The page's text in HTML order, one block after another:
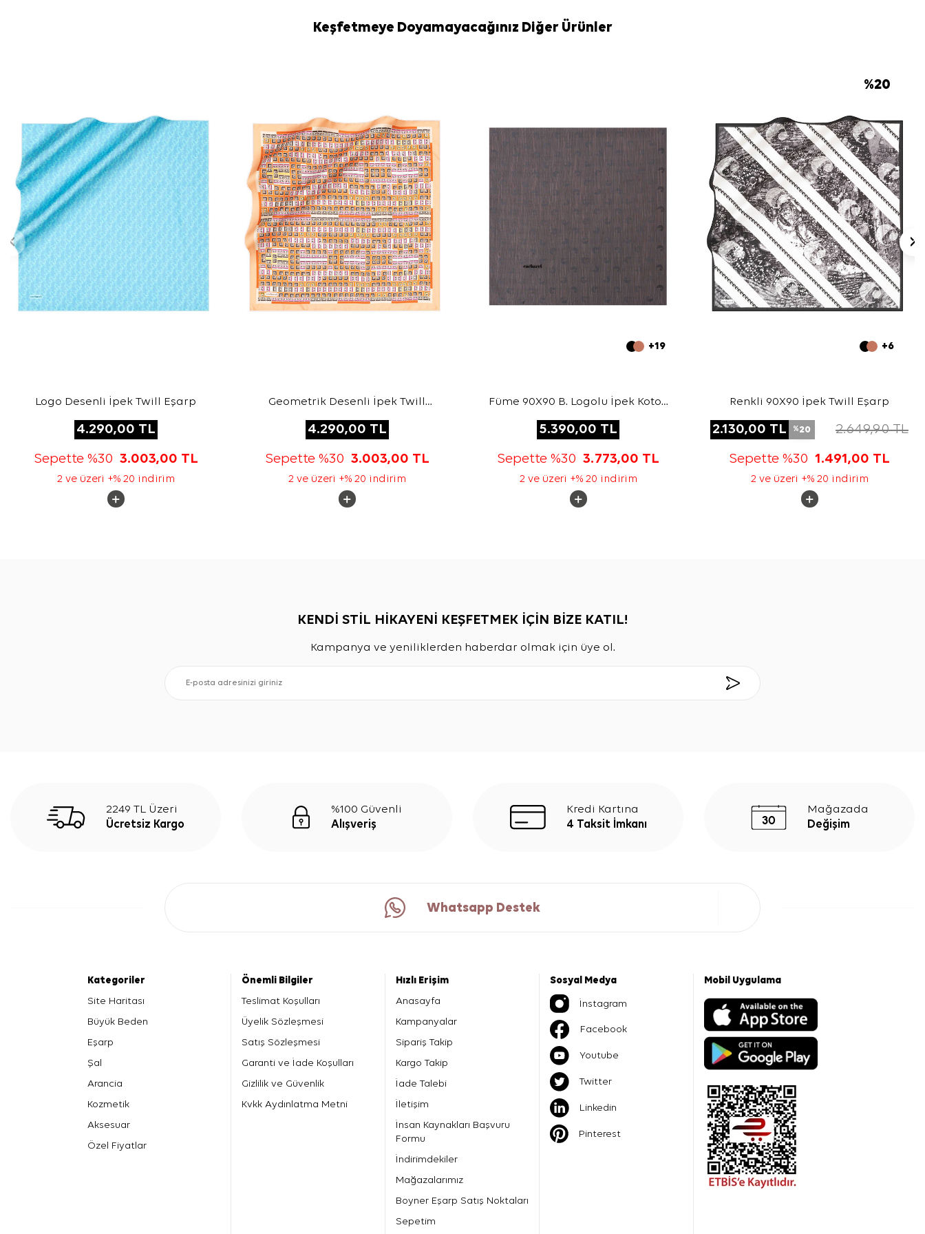
İpek ve hassas eşarplarda elde bakım veya leke temizliği
Keşfetmeye Doyamayacağınız Diğer Ürünler
Logo Desenli İpek Twill Eşarp
4.290,00 TL
Sepette %30 3.003,00 TL
2 ve üzeri +% 20 indirim
Geometrik Desenli İpek Twill
4.290,00 TL
Sepette %30 3.003,00 TL
2 ve üzeri +% 20 indirim
+19
Füme 90X90 B. Logolu İpek Koton
5.390,00 TL
Sepette %30 3.773,00 TL
2 ve üzeri +% 20 indirim
%20
+6
Renkli 90X90 İpek Twill Eşarp
2.130,00 TL %20 2.649,90TL
Sepette %30 1.491,00 TL
2 ve üzeri +% 20 indirim
KENDİ STİL HİKAYENİ KEŞFETMEK İÇİN BİZE KATIL!
Kampanya ve yeniliklerden haberdar olmak için üye ol.
2249 TL Üzeri
Ücretsiz Kargo
%100 Güvenli
Alışveriş
Kredi Kartına
4 Taksit İmkanı
Mağazada
Değişim
Whatsapp Destek
Kategoriler
Site Haritası
Büyük Beden
Eşarp
Şal
Arancia
Kozmetik
Aksesuar
Özel Fiyatlar
Önemli Bilgiler
Teslimat Koşulları
Üyelik Sözleşmesi
Satış Sözleşmesi
Garanti ve İade Koşulları
Gizlilik ve Güvenlik
Kvkk Aydınlatma Metni
Hızlı Erişim
Anasayfa
Kampanyalar
Sipariş Takip
Kargo Takip
İade Talebi
İletişim
İnsan Kaynakları Başvuru
Formu
İndirimdekiler
Mağazalarımız
Boyner Eşarp Satış Noktaları
Sepetim
Sosyal Medya
İnstagram
Facebook
Youtube
Twitter
Linkedin
Pinterest
Mobil Uygulama